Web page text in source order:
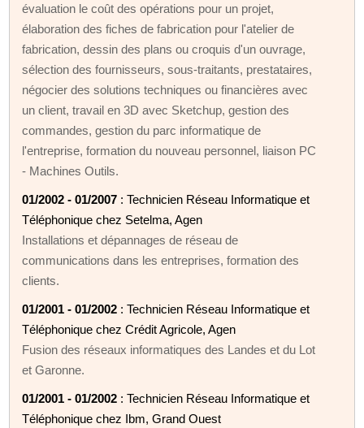
évaluation le coût des opérations pour un projet,
élaboration des fiches de fabrication pour l'atelier de
fabrication, dessin des plans ou croquis d'un ouvrage,
sélection des fournisseurs, sous-traitants, prestataires,
négocier des solutions techniques ou financières avec
un client, travail en 3D avec Sketchup, gestion des
commandes, gestion du parc informatique de
l'entreprise, formation du nouveau personnel, liaison PC
- Machines Outils.
01/2002 - 01/2007 : Technicien Réseau Informatique et
Téléphonique chez Setelma, Agen
Installations et dépannages de réseau de
communications dans les entreprises, formation des
clients.
01/2001 - 01/2002 : Technicien Réseau Informatique et
Téléphonique chez Crédit Agricole, Agen
Fusion des réseaux informatiques des Landes et du Lot
et Garonne.
01/2001 - 01/2002 : Technicien Réseau Informatique et
Téléphonique chez Ibm, Grand Ouest